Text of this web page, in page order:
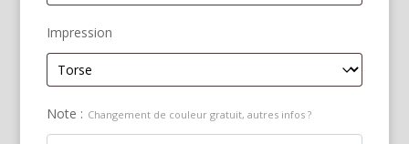
Impression
Note : Changement de couleur gratuit, autres infos ?